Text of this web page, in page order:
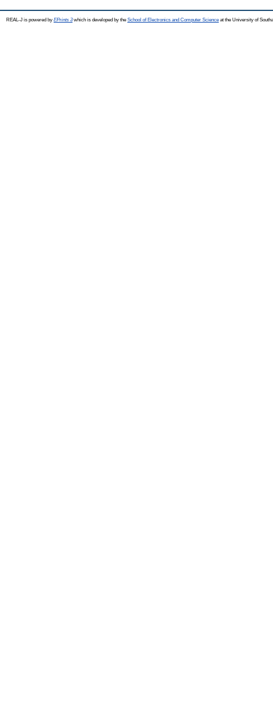
REAL-J is powered by EPrints 3which is developed by the School of Electronics and Computer Science at the University of